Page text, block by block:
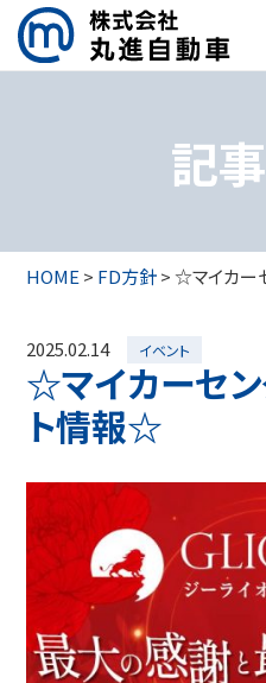
記
HOME> FD方針>☆マイカー
2025.02.14 イベント
☆マイカーセン
ト情報☆